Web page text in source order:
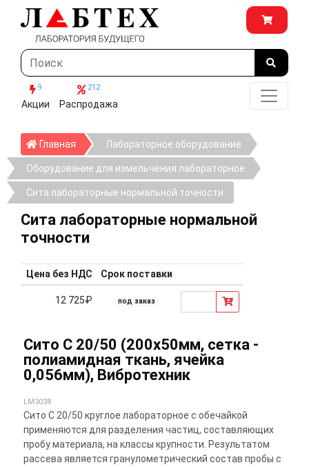
9
Акции
212
Распродажа
Главная ГлавнаяЛабораторное оборудование
Оборудование для измельчения лабораторное
Сита лабораторные нормальной точности
Сита лабораторные нормальной
точности
Цена без НДС Срок поставки
12 725₽ под заказ
Сито С 20/50 (200х50мм, сетка -
полиамидная ткань, ячейка
0,056мм), Вибротехник
LM3038
Сито С 20/50 круглое лабораторное с обечайкой
применяются для разделения частиц, составляющих
пробу материала, на классы крупности. Результатом
рассева является гранулометрический состав пробы с